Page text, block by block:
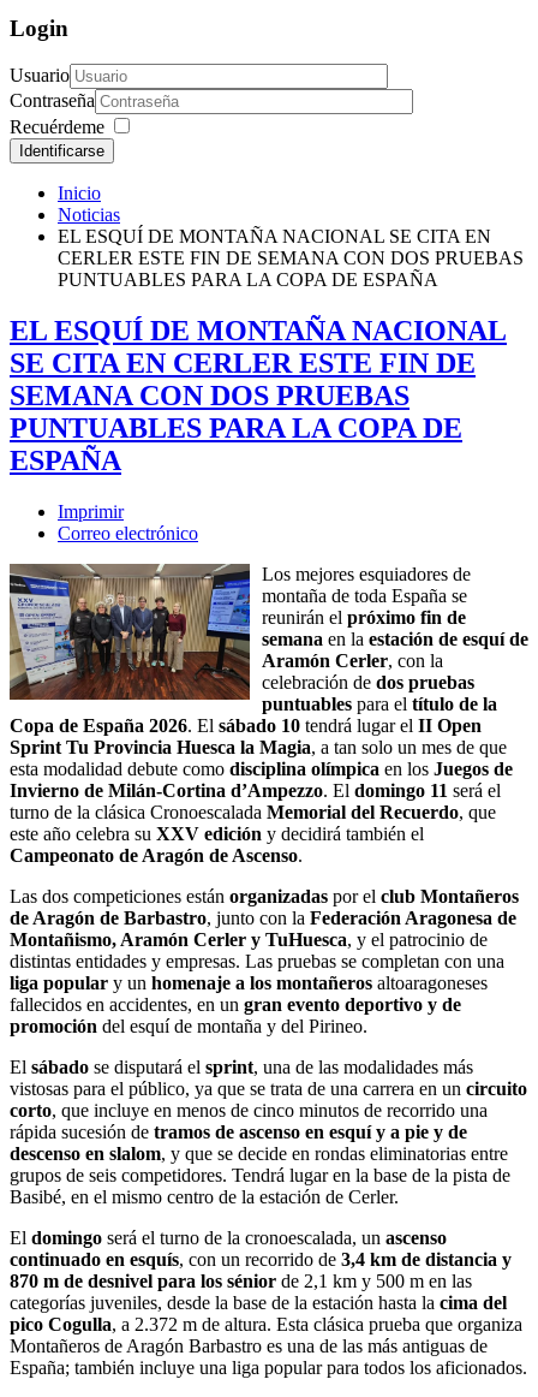
Login
Usuario
Contraseña
Recuérdeme
Identificarse
Inicio
Noticias
EL ESQUÍ DE MONTAÑA NACIONAL SE CITA EN
CERLER ESTE FIN DE SEMANA CON DOS PRUEBAS
PUNTUABLES PARA LA COPA DE ESPAÑA
EL ESQUÍ DE MONTAÑA NACIONAL
SE CITA EN CERLER ESTE FIN DE
SEMANA CON DOS PRUEBAS
PUNTUABLES PARA LA COPA DE
ESPAÑA
Imprimir
Correo electrónico
Los mejores esquiadores de
montaña de toda España se
reunirán el próximo fin de
semana en la estación de esquí de
Aramón Cerler, con la
celebración de dos pruebas
puntuables para el título de la
Copa de España 2026. El sábado 10 tendrá lugar el II Open
Sprint Tu Provincia Huesca la Magia, a tan solo un mes de que
esta modalidad debute como disciplina olímpica en los Juegos de
Invierno de Milán-Cortina d’Ampezzo. El domingo 11 será el
turno de la clásica Cronoescalada Memorial del Recuerdo, que
este año celebra su XXV edición y decidirá también el
Campeonato de Aragón de Ascenso.
Las dos competiciones están organizadas por el club Montañeros
de Aragón de Barbastro, junto con la Federación Aragonesa de
Montañismo, Aramón Cerler y TuHuesca, y el patrocinio de
distintas entidades y empresas. Las pruebas se completan con una
liga popular y un homenaje a los montañeros altoaragoneses
fallecidos en accidentes, en un gran evento deportivo y de
promoción del esquí de montaña y del Pirineo.
El sábado se disputará el sprint, una de las modalidades más
vistosas para el público, ya que se trata de una carrera en un circuito
corto, que incluye en menos de cinco minutos de recorrido una
rápida sucesión de tramos de ascenso en esquí y a pie y de
descenso en slalom, y que se decide en rondas eliminatorias entre
grupos de seis competidores. Tendrá lugar en la base de la pista de
Basibé, en el mismo centro de la estación de Cerler.
El domingo será el turno de la cronoescalada, un ascenso
continuado en esquís, con un recorrido de 3,4 km de distancia y
870 m de desnivel para los sénior de 2,1 km y 500 m en las
categorías juveniles, desde la base de la estación hasta la cima del
pico Cogulla, a 2.372 m de altura. Esta clásica prueba que organiza
Montañeros de Aragón Barbastro es una de las más antiguas de
España; también incluye una liga popular para todos los aficionados.